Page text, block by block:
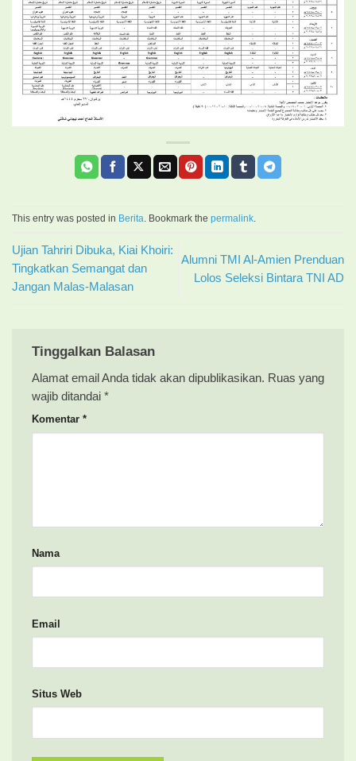
This entry was posted in Berita . Bookmark the permalink
Ujian Tahriri Dibuka, Kiai Khoiri:
Tingkatkan Semangat dan
Jangan Malas-Malasan
Alumni TMI Al-Amien Prenduan
Lolos Seleksi Bintara TNI AD
Tinggalkan Balasan
Alamat email Anda tidak akan dipublikasikan. Ruas yang
wajib ditandai *
Komentar *
Nama
Email
Situs Web